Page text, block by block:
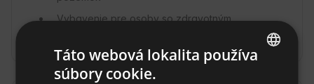
Vybavenie pre osoby so zdravotným
Táto webová lokalita používa
súbory cookie.